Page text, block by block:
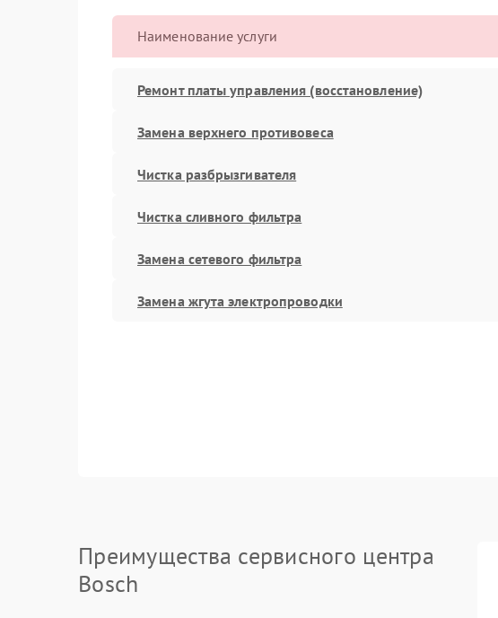
Наименование услуги
Ремонт платы управления (восстановление)
Замена верхнего противовеса
Чистка разбрызгивателя
Чистка сливного фильтра
Замена сетевого фильтра
Замена жгута электропроводки
Преимущества сервисного центра
Bosch